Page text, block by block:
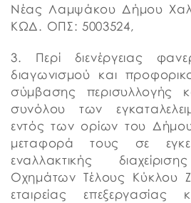
Νέας Λαμψάκου Δήμου
ΚΩΔ. ΟΠΣ: 5003524,
3. Περί διενέργειας
διαγωνισμού και
σύμβασης περισυλλογής
συνόλου των
εντός των ορίων του
μεταφορά τους σε
εναλλακτικής
Οχημάτων Τέλους Κύκλου
εταιρείας επεξεργασίας